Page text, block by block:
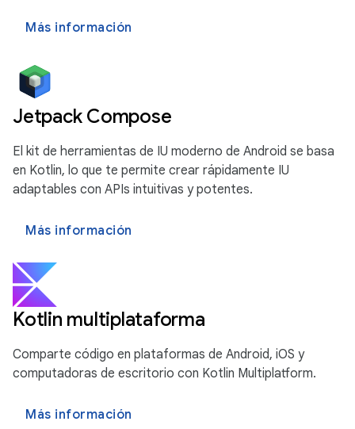
Más información
Jetpack Compose
El kit de herramientas de IU moderno de Android se basa
en Kotlin, lo que te permite crear rápidamente IU
adaptables con APIs intuitivas y potentes.
Más información
Kotlin multiplataforma
Comparte código en plataformas de Android, iOS y
computadoras de escritorio con Kotlin Multiplatform.
Más información